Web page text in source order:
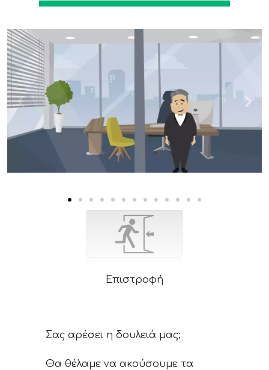
Επιστροφή
Σας αρέσει η δουλειά μας;
Θα θέλαμε να ακούσουμε τα